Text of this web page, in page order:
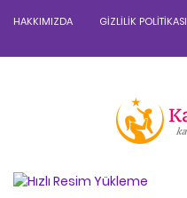
HAKKIMIZDA GIZLILIK POLITIKASI